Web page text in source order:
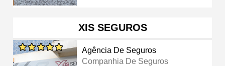
XIS SEGUROS
Agência De Seguros
Companhia De Seguros